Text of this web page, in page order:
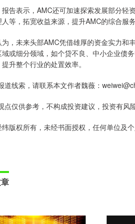
表示，AMC还可加速探索发展部分轻
等，拓宽收益来源，提升AMC的综合服务
未来头部AMC凭借雄厚的资金实力和
或细分领域，如个贷不良、中小企业债
升整个行业的处置效率。
线索，请联系本文作者魏薇：
仅供参考，不构成投资建议，投资有风
权所有，未经书面授权，任何单位及个